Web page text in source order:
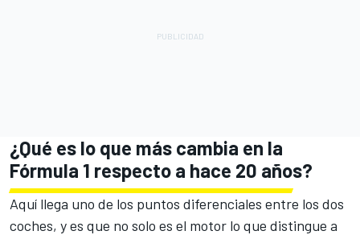
¿Qué es lo que más cambia en la
Fórmula 1 respecto a hace 20 años?
Aquí llega uno de los puntos diferenciales entre los dos
coches, y es que no solo es el motor lo que distingue a